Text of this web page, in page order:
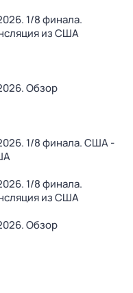
1/8 финала.
из США
Обзор
1/8 финала. США -
1/8 финала.
из США
Обзор